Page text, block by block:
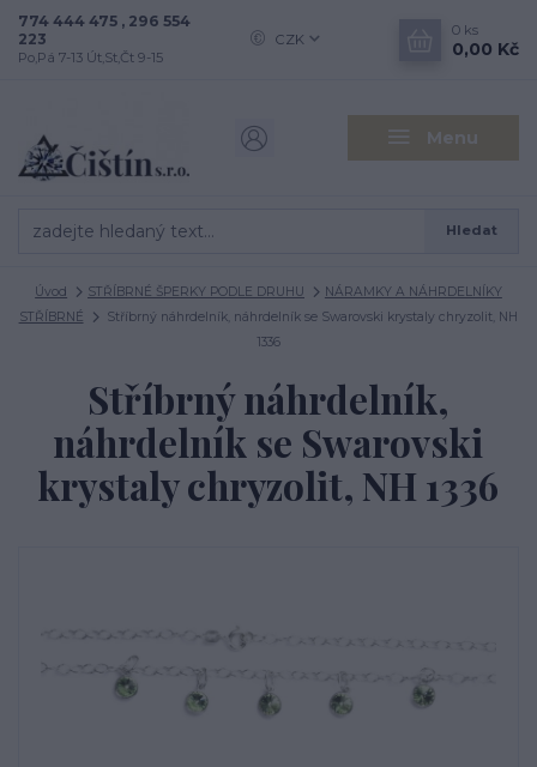
Menu
CZK
Hledat
774 444 475 , 296 554
223
Po,Pá 7-13 Út,St,Čt 9-15
0 ks
0,00 Kč
Úvod STŘÍBRNÉ ŠPERKY PODLE DRUHU
NÁRAMKY A NÁHRDELNÍKY
STŘÍBRNÉ
Stříbrný náhrdelník, náhrdelník se Swarovski krystaly chryzolit, NH
1336
Stříbrný náhrdelník,
náhrdelník se Swarovski
krystaly chryzolit, NH 1336